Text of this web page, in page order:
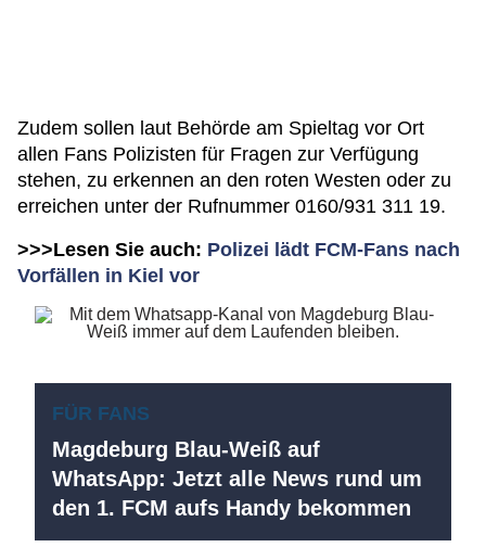
Zudem sollen laut Behörde am Spieltag vor Ort
allen Fans Polizisten für Fragen zur Verfügung
stehen, zu erkennen an den roten Westen oder zu
erreichen unter der Rufnummer 0160/931 311 19.
>>>Lesen Sie auch: Polizei lädt FCM-Fans nach
Vorfällen in Kiel vor
FÜR FANS
Magdeburg Blau-Weiß auf
WhatsApp: Jetzt alle News rund um
den 1. FCM aufs Handy bekommen